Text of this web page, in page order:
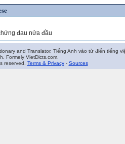
đau nửa đầu
and Translator. Tiếng Anh vào từ điển tiếng
Formely VietDicts.com.
reserved. Terms & Privacy- Sources